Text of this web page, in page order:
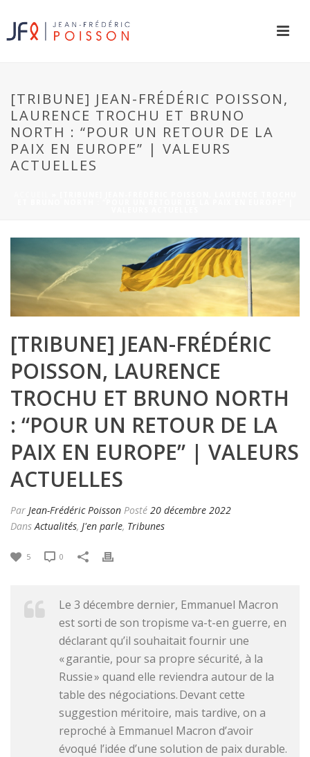
[TRIBUNE] JEAN-FRÉDÉRIC POISSON,
LAURENCE TROCHU ET BRUNO
NORTH : “POUR UN RETOUR DE LA
PAIX EN EUROPE” | VALEURS
ACTUELLES
[TRIBUNE] JEAN-FRÉDÉRIC
POISSON, LAURENCE
TROCHU ET BRUNO NORTH
: “POUR UN RETOUR DE LA
PAIX EN EUROPE” | VALEURS
ACTUELLES
Par Jean-Frédéric Poisson Posté 20 décembre 2022
DansActualités, J'en parle, Tribunes
5 0
Le 3 décembre dernier, Emmanuel Macron
est sorti de son tropisme va-t-en guerre, en
déclarant qu’il souhaitait fournir une
« garantie, pour sa propre sécurité, à la
Russie » quand elle reviendra autour de la
table des négociations. Devant cette
suggestion méritoire, mais tardive, on a
reproché à Emmanuel Macron d’avoir
évoqué l’idée d’une solution de paix durable.